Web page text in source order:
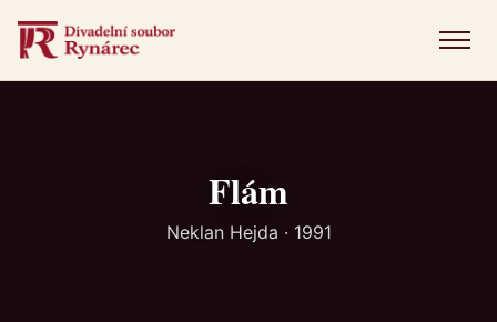
Flám
Neklan Hejda · 1991